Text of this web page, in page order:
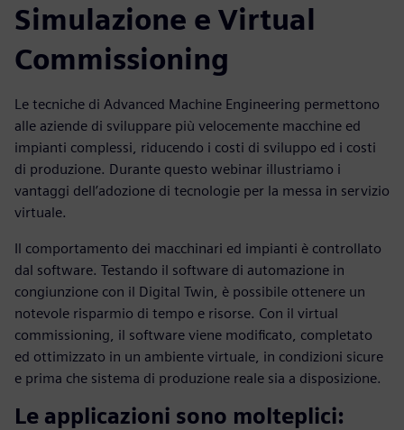
Simulazione e Virtual
Commissioning
Le tecniche di Advanced Machine Engineering permettono
alle aziende di sviluppare più velocemente macchine ed
impianti complessi, riducendo i costi di sviluppo ed i costi
di produzione. Durante questo webinar illustriamo i
vantaggi dell’adozione di tecnologie per la messa in servizio
virtuale.
Il comportamento dei macchinari ed impianti è controllato
dal software. Testando il software di automazione in
congiunzione con il Digital Twin, è possibile ottenere un
notevole risparmio di tempo e risorse. Con il virtual
commissioning, il software viene modificato, completato
ed ottimizzato in un ambiente virtuale, in condizioni sicure
e prima che sistema di produzione reale sia a disposizione.
Le applicazioni sono molteplici: